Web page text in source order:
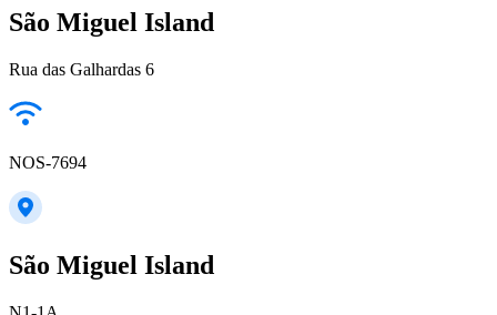
São Miguel Island
Rua das Galhardas 6
NOS-7694
São Miguel Island